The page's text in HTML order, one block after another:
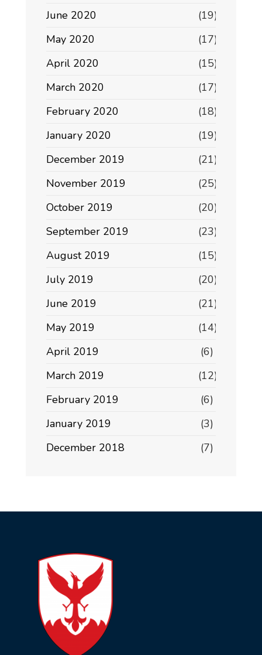
June 2020
(19)
May 2020
(17)
April 2020
(15)
March 2020
(17)
February 2020
(18)
January 2020
(19)
December 2019
(21)
November 2019
(25)
October 2019
(20)
September 2019
(23)
August 2019
(15)
July 2019
(20)
June 2019
(21)
May 2019
(14)
April 2019
(6)
March 2019
(12)
February 2019
(6)
January 2019
(3)
December 2018
(7)